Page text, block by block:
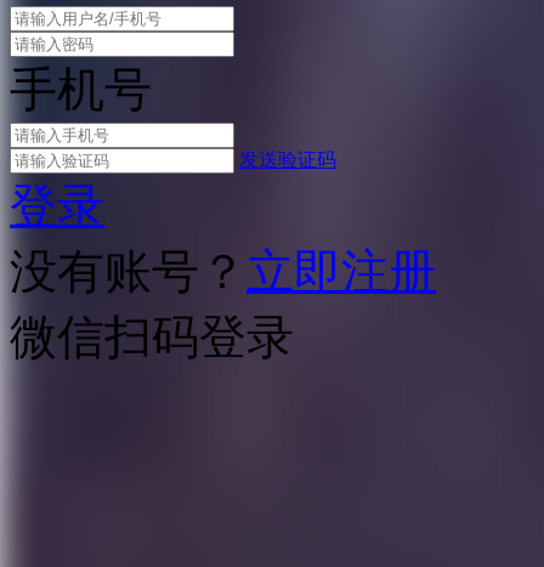
手机号
发送验证码
登录
没有账号？ 立即注册
微信扫码登录